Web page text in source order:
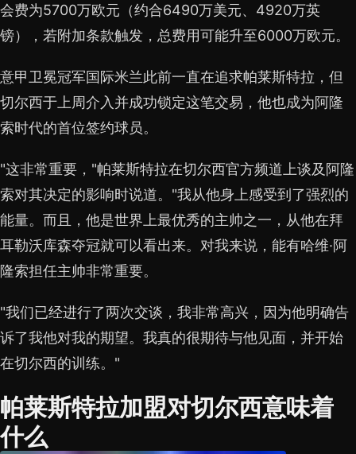
会费为5700万欧元（约合6490万美元、4920万英
镑），若附加条款触发，总费用可能升至6000万欧元。
意甲卫冕冠军国际米兰此前一直在追求帕莱斯特拉，但
切尔西于上周介入并成功锁定这笔交易，他也成为阿隆
索时代的首位签约球员。
"这非常重要，"帕莱斯特拉在切尔西官方频道上谈及阿隆
索对其决定的影响时说道。"我从他身上感受到了强烈的
能量。而且，他是世界上最优秀的主帅之一，从他在拜
耳勒沃库森夺冠就可以看出来。对我来说，能有哈维·阿
隆索担任主帅非常重要。
"我们已经进行了两次交谈，我非常高兴，因为他明确告
诉了我他对我的期望。我真的很期待与他见面，并开始
在切尔西的训练。"
帕莱斯特拉加盟对切尔西意味着
什么